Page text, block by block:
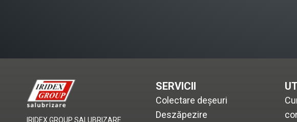
IRIDEX GROUP SALUBRIZARE
SERVICII
Colectare deșeuri
Deszăpezire